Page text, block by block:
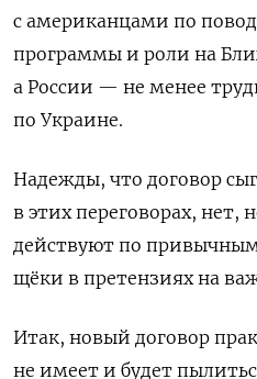
с американцами по
программы и роли на
а России — не менее
по Украине.
Надежды, что договор
в этих переговорах, нет,
действуют по
щёки в претензиях на
Итак, новый договор
не имеет и будет